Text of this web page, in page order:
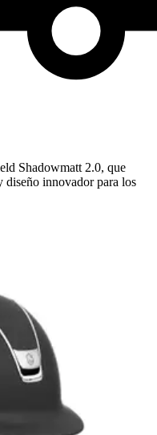
Shadowmatt 2.0, que
diseño innovador para los